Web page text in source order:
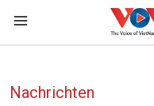
Nachrichten